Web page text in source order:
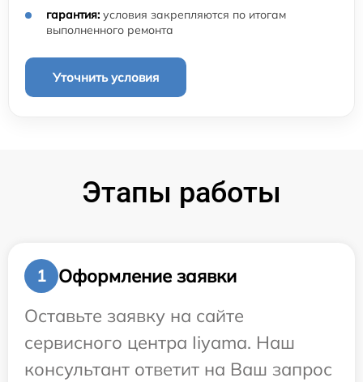
гарантия: условия закрепляются по итогам
выполненного ремонта
Уточнить условия
Этапы работы
1
Оформление заявки
Оставьте заявку на сайте
сервисного центра Iiyama. Наш
консультант ответит на Ваш запрос